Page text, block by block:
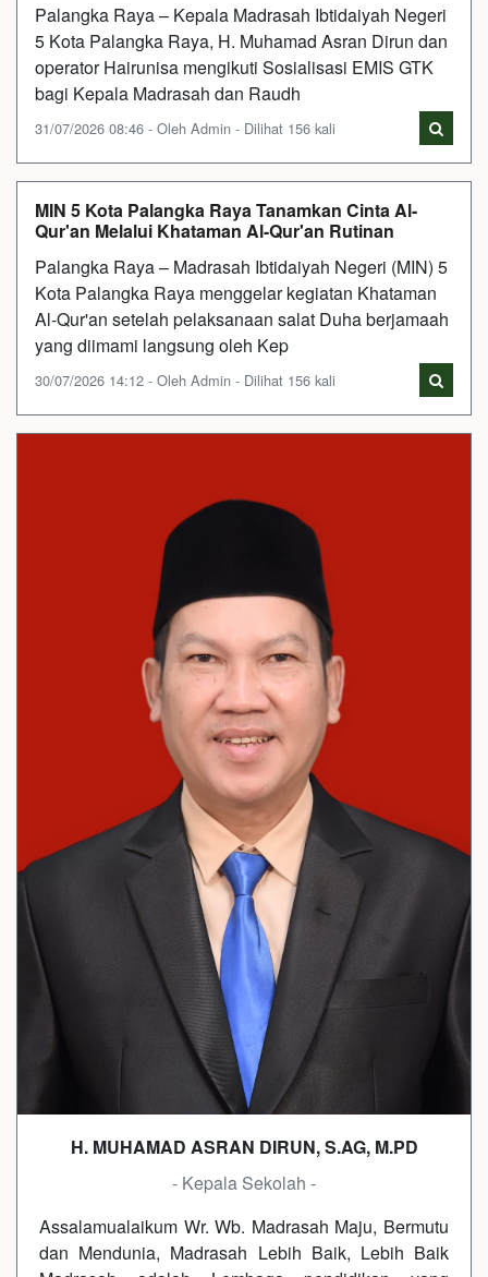
Palangka Raya – Kepala Madrasah Ibtidaiyah Negeri
5 Kota Palangka Raya, H. Muhamad Asran Dirun dan
operator Hairunisa mengikuti Sosialisasi EMIS GTK
bagi Kepala Madrasah dan Raudh
31/07/2026 08:46 - Oleh Admin - Dilihat 156 kali
MIN 5 Kota Palangka Raya Tanamkan Cinta Al-
Qur'an Melalui Khataman Al-Qur'an Rutinan
Palangka Raya – Madrasah Ibtidaiyah Negeri (MIN) 5
Kota Palangka Raya menggelar kegiatan Khataman
Al-Qur'an setelah pelaksanaan salat Duha berjamaah
yang diimami langsung oleh Kep
30/07/2026 14:12 - Oleh Admin - Dilihat 156 kali
H. MUHAMAD ASRAN DIRUN, S.AG, M.PD
- Kepala Sekolah -
Assalamualaikum Wr. Wb. Madrasah Maju, Bermutu
dan Mendunia, Madrasah Lebih Baik, Lebih Baik